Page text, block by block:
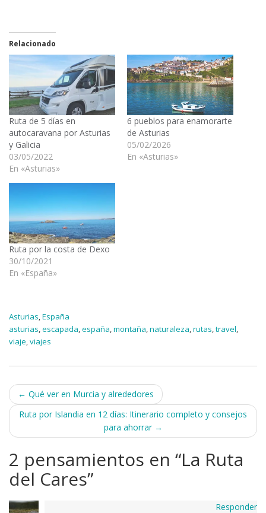
Relacionado
Ruta de 5 días en
autocaravana por Asturias
y Galicia
03/05/2022
En «Asturias»
6 pueblos para enamorarte
de Asturias
05/02/2026
En «Asturias»
Ruta por la costa de Dexo
30/10/2021
En «España»
Asturias,España
asturias,escapada,españa,montaña,naturaleza,rutas,travel,
viaje,viajes
Navegación
de
entradas
← Qué ver en Murcia y alrededores
Ruta por Islandia en 12 días: Itinerario completo y consejos
para ahorrar →
2 pensamientos en “La Ruta
del Cares”
Responder